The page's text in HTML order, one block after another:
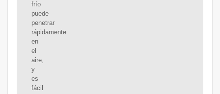
frío
puede
penetrar
rápidamente
en
el
aire,
y
es
fácil